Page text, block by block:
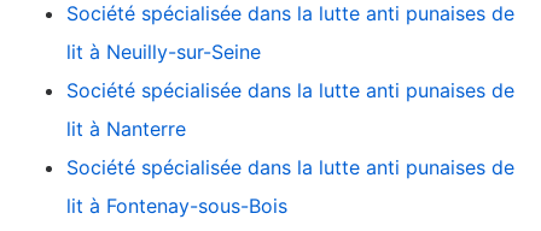
Société spécialisée dans la lutte anti punaises de
lit à Neuilly-sur-Seine
Société spécialisée dans la lutte anti punaises de
lit à Nanterre
Société spécialisée dans la lutte anti punaises de
lit à Fontenay-sous-Bois